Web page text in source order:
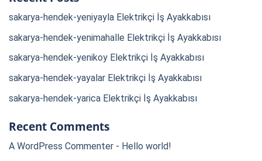
sakarya-hendek-yeniyayla Elektrikçi İş Ayakkabısı
sakarya-hendek-yenimahalle Elektrikçi İş Ayakkabısı
sakarya-hendek-yenikoy Elektrikçi İş Ayakkabısı
sakarya-hendek-yayalar Elektrikçi İş Ayakkabısı
sakarya-hendek-yarica Elektrikçi İş Ayakkabısı
Recent Comments
A WordPress Commenter - Hello world!